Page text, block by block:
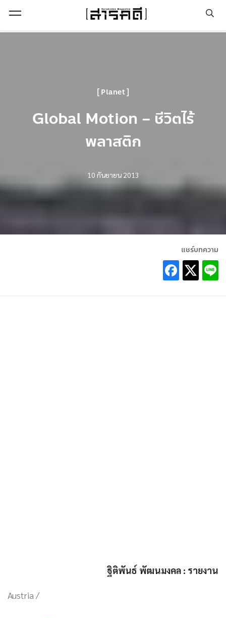
Planet
Global Motion – ชีวิตไร้
พลาสติก
10 กันยายน 2013
แชร์บทความ
ฐิติพันธ์ พัฒนมงคล : รายงาน
Austria /